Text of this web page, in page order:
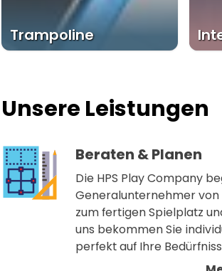
Trampoline
Unsere Leistungen
Beraten & Planen
Die HPS Play Company
Generalunternehmer
zum fertigen Spielplatz
uns bekommen Sie
perfekt auf Ihre